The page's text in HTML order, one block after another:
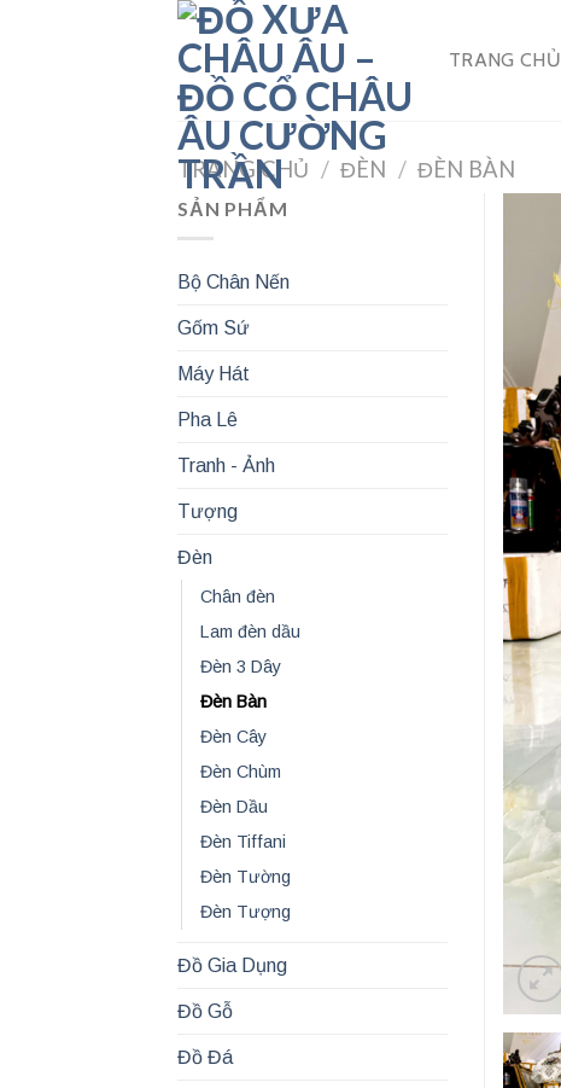
TRANG CHỦ
TRANG CHỦ / ĐÈN / ĐÈN BÀN
SẢN PHẨM
Bộ Chân Nến
Gốm Sứ
Máy Hát
Pha Lê
Tranh - Ảnh
Tượng
Đèn
Chân đèn
Lam đèn dầu
Đèn 3 Dây
Đèn Bàn
Đèn Cây
Đèn Chùm
Đèn Dầu
Đèn Tiffani
Đèn Tường
Đèn Tượng
Đồ Gia Dụng
Đồ Gỗ
Đồ Đá